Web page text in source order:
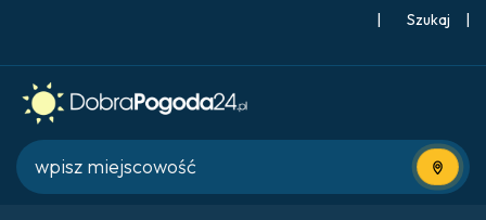
| |
Użyj